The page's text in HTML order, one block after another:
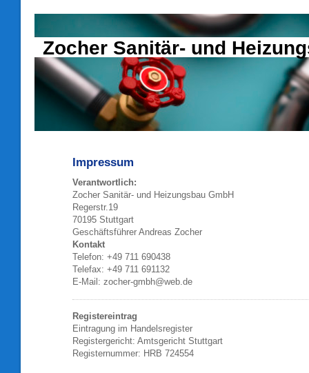
Zocher Sanitär- und
Impressum
Verantwortlich:
Zocher Sanitär- und Heizungsbau GmbH
Regerstr.19
70195 Stuttgart
Geschäftsführer Andreas Zocher
Kontakt
Telefon: +49 711 690438
Telefax: +49 711 691132
E-Mail: zocher-gmbh@web.de
Registereintrag
Eintragung im Handelsregister
Registergericht: Amtsgericht Stuttgart
Registernummer: HRB 724554